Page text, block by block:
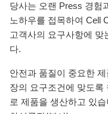
당사는 오랜 Press 경험
노하우를 접목하여 Cell
고객사의 요구사항에 맞
다.
안전과 품질이 중요한
장의 요구조건에 맞도록
로 제품을 생산하고 있습